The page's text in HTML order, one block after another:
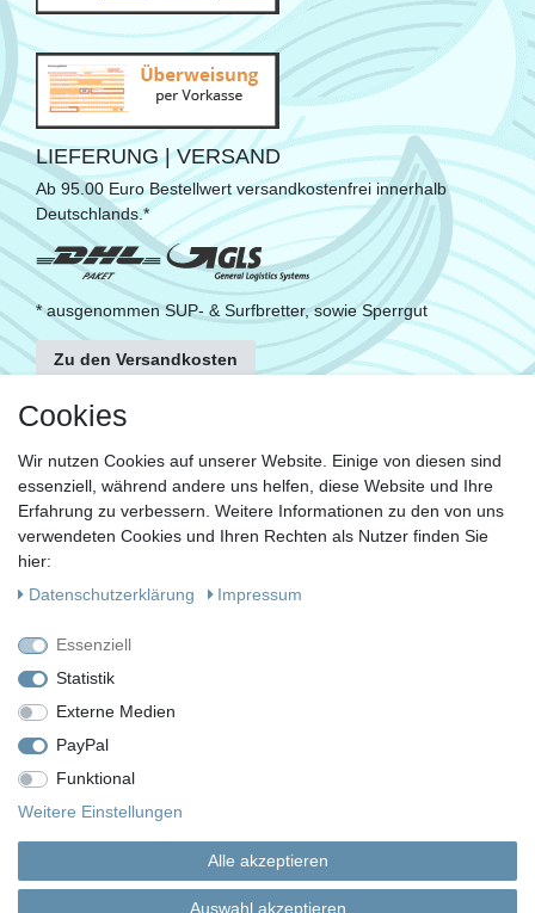
LIEFERUNG | VERSAND
Ab 95.00 Euro Bestellwert versandkostenfrei innerhalb
Deutschlands.*
* ausgenommen SUP- & Surfbretter, sowie Sperrgut
Zu den Versandkosten
FOLGE UNS
KONTAKT
Fragen?
Ruf uns an, mein Team und ich helfen Dir gerne.
oder
Schreib uns eine E-Mail
Impressum
Widerrufs­recht Vertrag widerrufen
Cookies
Wir nutzen Cookies auf unserer Website. Einige von diesen sind
essenziell, während andere uns helfen, diese Website und Ihre
Erfahrung zu verbessern. Weitere Informationen zu den von uns
verwendeten Cookies und Ihren Rechten als Nutzer finden Sie
hier:
Daten­schutz­erklärung
Impressum
Essenziell
Statistik
Externe Medien
PayPal
Funktional
Weitere Einstellungen
Alle akzeptieren
Auswahl akzeptieren